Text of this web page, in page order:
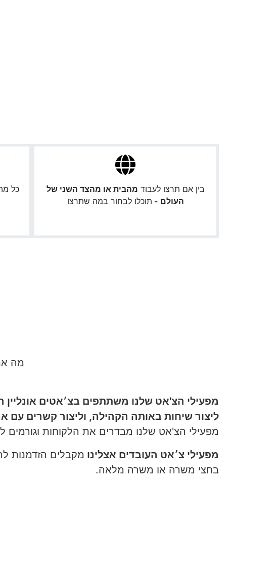
בין אם תרצו לעבוד מהבית או מהצד השני של
העולם - תוכלו לבחור במה שתרצו
כל
מה
מפעילי הצ'אט שלנו משתתפים בצ׳אטים
ליצור שיחות באותה הקהילה, וליצור קשרים עם
מפעילי הצ'אט שלנו מבדרים את הלקוחות וגורמים
מפעילי צ׳אט העובדים אצלינו מקבלים הזדמנות
בחצי משרה או משרה מלאה.